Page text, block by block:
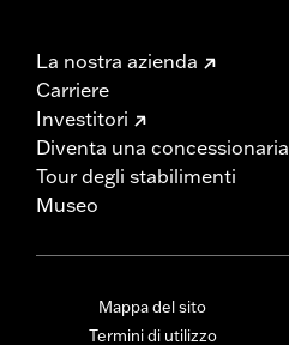
La nostra azienda
Carriere
Investitori
Diventa una concessionaria
Tour degli stabilimenti
Museo
Mappa del sito
Termini di utilizzo